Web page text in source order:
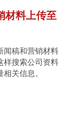
材料上传至
闻稿和营销材料
样搜索公司资料
关信息。